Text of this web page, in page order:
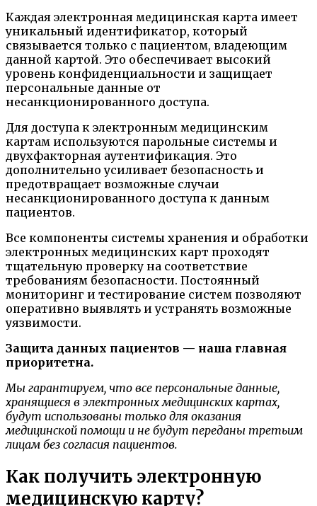
Каждая электронная медицинская карта имеет
уникальный идентификатор, который
связывается только с пациентом, владеющим
данной картой. Это обеспечивает высокий
уровень конфиденциальности и защищает
персональные данные от
несанкционированного доступа.
Для доступа к электронным медицинским
картам используются парольные системы и
двухфакторная аутентификация. Это
дополнительно усиливает безопасность и
предотвращает возможные случаи
несанкционированного доступа к данным
пациентов.
Все компоненты системы хранения и обработки
электронных медицинских карт проходят
тщательную проверку на соответствие
требованиям безопасности. Постоянный
мониторинг и тестирование систем позволяют
оперативно выявлять и устранять возможные
уязвимости.
Защита данных пациентов — наша главная
приоритетна.
Мы гарантируем, что все персональные данные,
хранящиеся в электронных медицинских картах,
будут использованы только для оказания
медицинской помощи и не будут переданы третьим
лицам без согласия пациентов.
Как получить электронную
медицинскую карту?